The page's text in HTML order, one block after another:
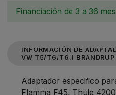
Financiación de 3 a 36
INFORMACIÓN DE
VW T5/T6/T6.1 BRANDRUP
Adaptador especifico
FIamma F45, Thule